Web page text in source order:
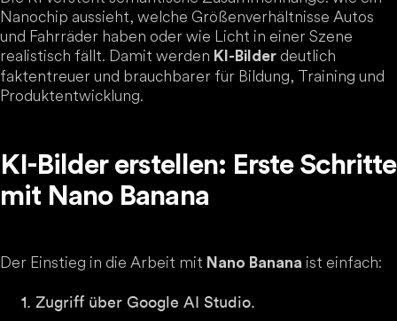
Nanochip aussieht, welche Größenverhältnisse Autos
und Fahrräder haben oder wie Licht in einer Szene
realistisch fällt. Damit werden KI-Bilder deutlich
faktentreuer und brauchbarer für Bildung, Training und
Produktentwicklung.
KI-Bilder erstellen: Erste Schritte
mit Nano Banana
Der Einstieg in die Arbeit mit Nano Banana ist einfach:
Zugriff über Google AI Studio.